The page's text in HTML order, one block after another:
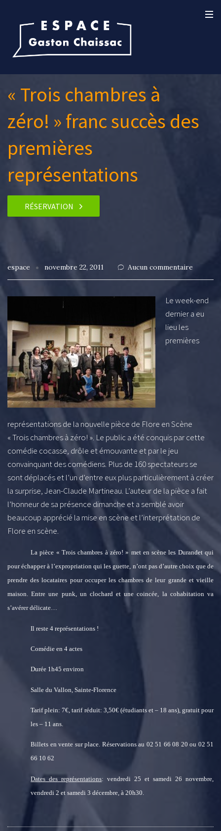
« Trois chambres à
zéro! » franc succès des
premières
représentations
RÉSERVATION
espace novembre 22, 2011 Aucun commentaire
Le week-end
dernier a eu
lieu les
premières
représentations de la nouvelle pièce de Flore en Scène
« Trois chambres à zéro! ». Le public a été conquis par cette
comédie cocasse, drôle et émouvante et par le jeu
convainquant des comédiens. Plus de 160 spectateurs se
sont déplacés et l’un d’entre eux plus particulièrement à créer
la surprise, Jean-Claude Martineau. L’auteur de la pièce a fait
l’honneur de sa présence dimanche et a semblé avoir
beaucoup apprécié la mise en scène et l’interprétation de
Flore en scène.
La pièce « Trois chambres à zéro! » met en scène les Durandet qui
pour échapper à l’expropriation qui les guette, n’ont pas d’autre choix que de
prendre des locataires pour occuper les chambres de leur grande et vieille
maison. Entre une punk, un clochard et une coincée, la cohabitation va
s’avérer délicate…
Il reste 4 représentations !
Comédie en 4 actes
Durée 1h45 environ
Salle du Vallon, Sainte-Florence
Tarif plein: 7€, tarif réduit: 3,50€ (étudiants et – 18 ans), gratuit pour
les – 11 ans.
Billets en vente sur place. Réservations au 02 51 66 08 20 ou 02 51
66 10 62
Dates des représentations: vendredi 25 et samedi 26 novembre,
vendredi 2 et samedi 3 décembre, à 20h30.